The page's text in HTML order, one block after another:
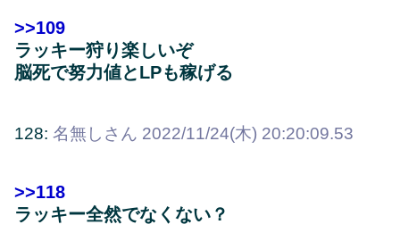
>>109
ラッキー狩り楽しいぞ
脳死で努力値とLPも稼げる
128: 名無しさん 2022/11/24(木) 20:20:09.53
>>118
ラッキー全然でなくない？